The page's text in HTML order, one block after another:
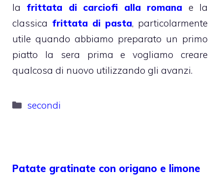
la frittata di carciofi alla romana e la
classica frittata di pasta, particolarmente
utile quando abbiamo preparato un primo
piatto la sera prima e vogliamo creare
qualcosa di nuovo utilizzando gli avanzi.
Categorie
secondi
Patate gratinate con origano e limone